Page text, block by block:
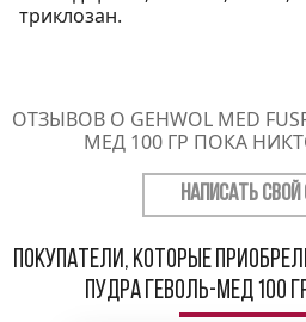
триклозан.
ОТЗЫВОВ О GEHWOL MED
МЕД 100 ГР ПОКА
НАПИСАТЬ
Покупатели, которые
Пудра Геволь-мед 100